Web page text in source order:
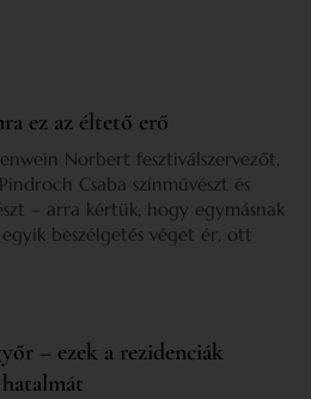
ez az éltető erő
Norbert fesztiválszervezőt,
Csaba színművészt és
– arra kértük, hogy egymásnak
beszélgetés véget ér, ott
– ezek a rezidenciák